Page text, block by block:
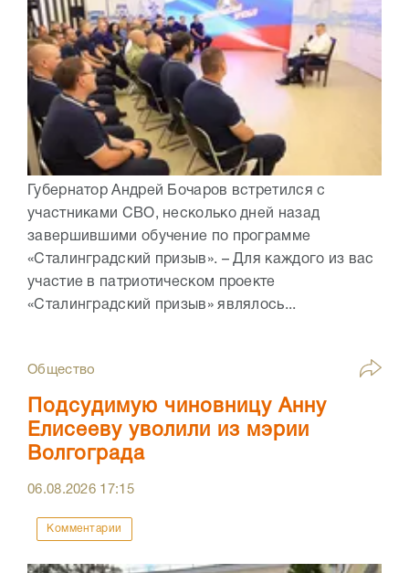
Губернатор Андрей Бочаров встретился с
участниками СВО, несколько дней назад
завершившими обучение по программе
«Сталинградский призыв». – Для каждого из вас
участие в патриотическом проекте
«Сталинградский призыв» являлось...
Общество
Подсудимую чиновницу Анну
Елисееву уволили из мэрии
Волгограда
06.08.2026 17:15
Комментарии